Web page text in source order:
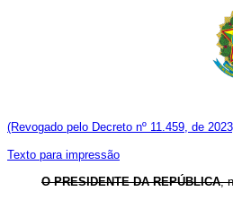
(Revogado pelo Decreto nº 11.459, de
Texto para impressão
O PRESIDENTE DA REPÚBLICA,